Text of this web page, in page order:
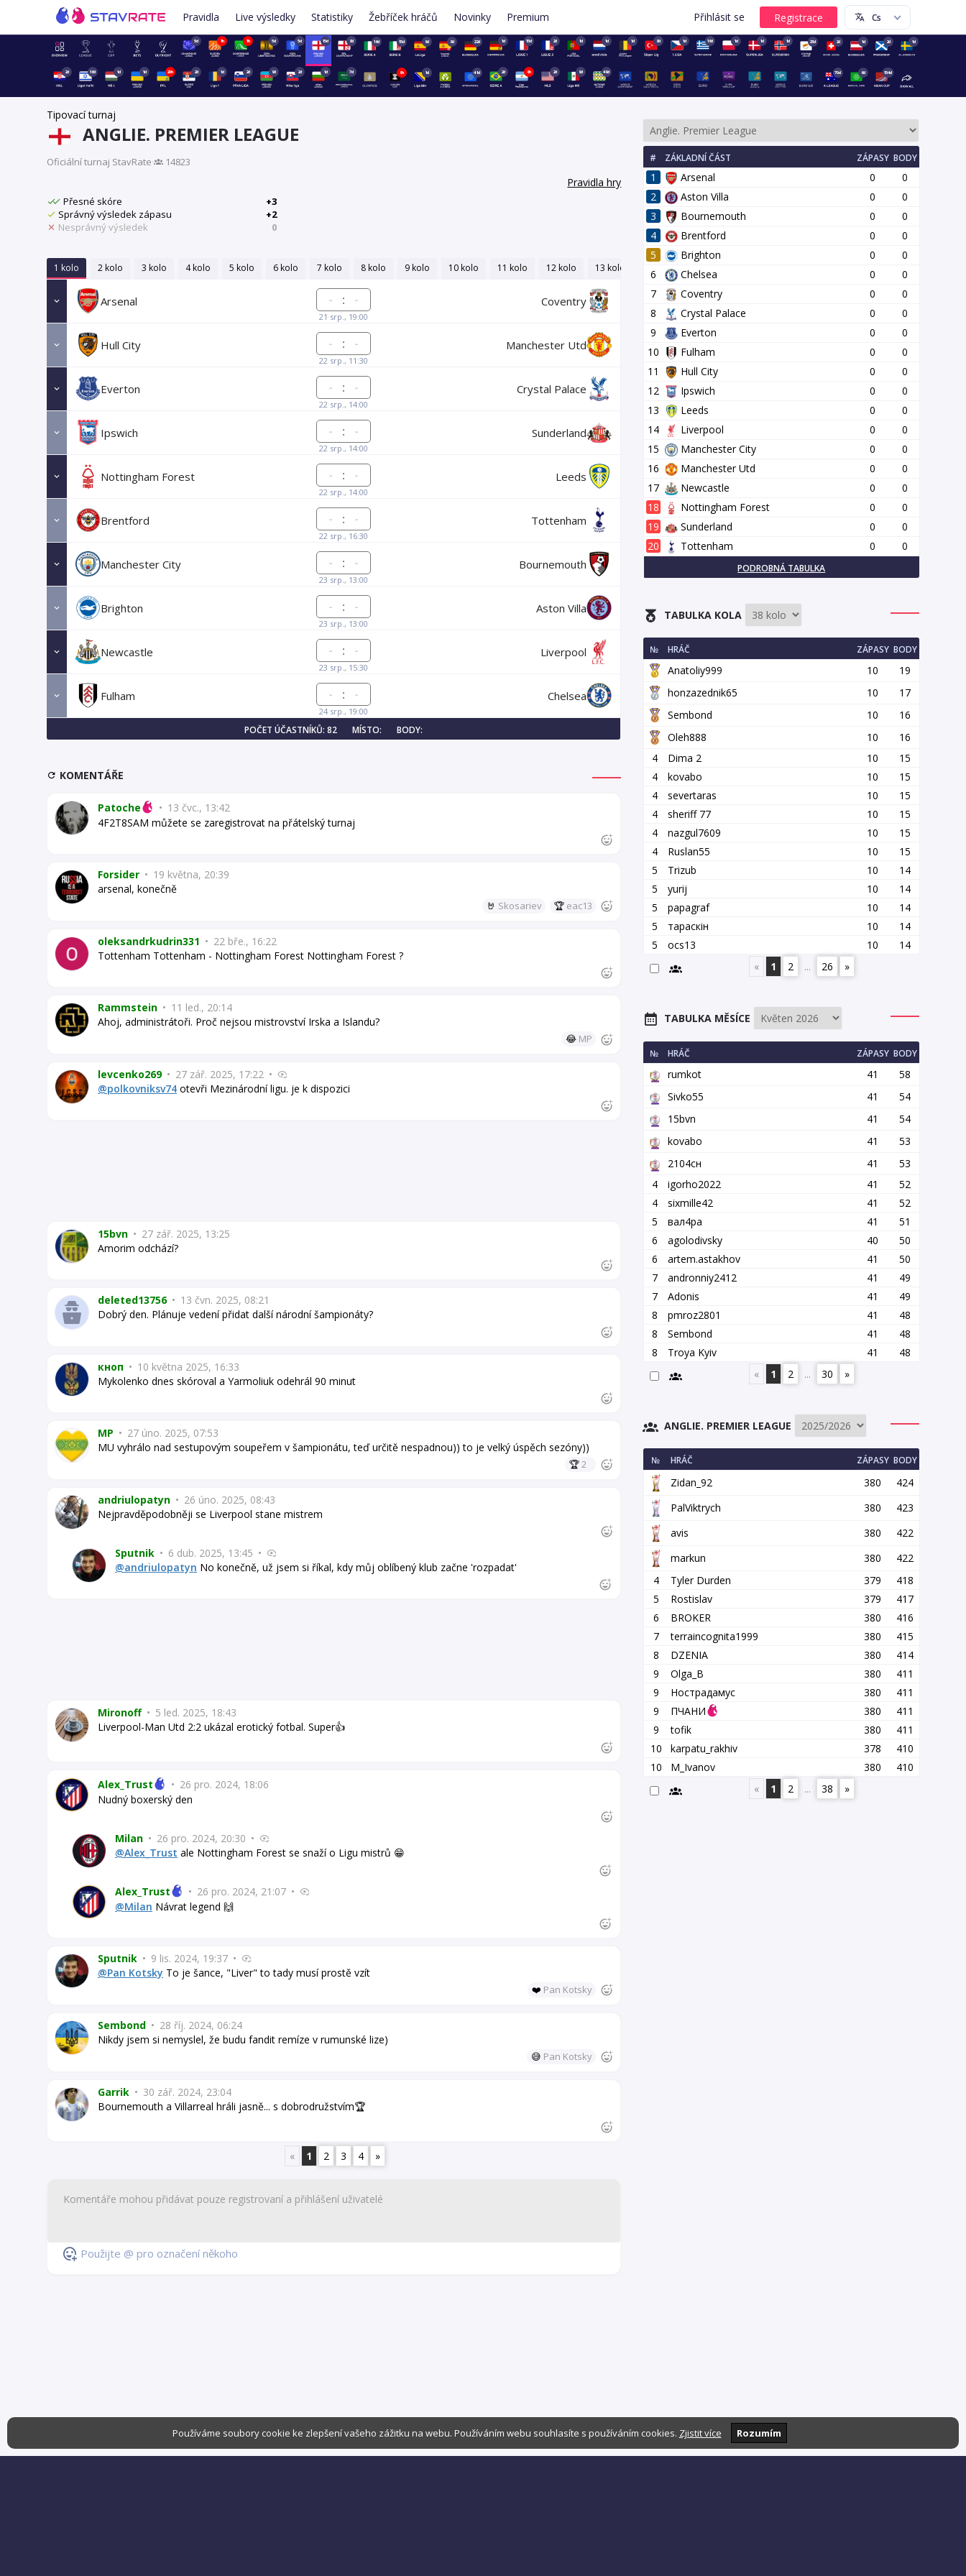
Pravidla Live výsledky Statistiky Žebříček hráčů Novinky Premium Přihlásit se
5d 1h 1h 5d 5d 15d 8d 16d 15d 9d 8d 22d 1d 15d 2d 1d 1d 1d 8d 1d 16d 1d 1d 1d 23d 2d 1d 2d 1d
2d 16d 1d 1d 20h 2d 1d 2d 9d 2d 1d 7d 9h 1d 41d 2d 8h 2d 9d 49d 70d 6d 154d
Tipovací turnaj
ANGLIE. PREMIER LEAGUE
Oficiální turnaj StavRate· 14823
Pravidla hry
Přesné skóre
+3
Správný výsledek zápasu
+2
Nesprávný výsledek
0
1 kolo 2 kolo 3 kolo 4 kolo 5 kolo 6 kolo 7 kolo 8 kolo 9 kolo 10 kolo 11 kolo 12 kolo 13 kolo 14 kolo 15 kolo
Arsenal :
21 srp., 19:00
Coventry
Hull City :
22 srp., 11:30
Manchester Utd
Everton :
22 srp., 14:00
Crystal Palace
Ipswich :
22 srp., 14:00
Sunderland
Nottingham Forest :
22 srp., 14:00
Leeds
Brentford :
22 srp., 16:30
Tottenham
Manchester City :
23 srp., 13:00
Bournemouth
Brighton :
23 srp., 13:00
Aston Villa
Newcastle :
23 srp., 15:30
Liverpool
Fulham :
24 srp., 19:00
Chelsea
POČET ÚČASTNÍKŮ: 82 MÍSTO: BODY:
KOMENTÁŘE
Patoche • 13 čvc., 13:42
4F2T8SAM můžete se zaregistrovat na přátelský turnaj
Forsider • 19 května, 20:39
arsenal, konečně
🤘 Skosariev 🏆 eac13
oleksandrkudrin331 • 22 bře., 16:22
Tottenham Tottenham - Nottingham Forest Nottingham Forest ?
Rammstein • 11 led., 20:14
Ahoj, administrátoři. Proč nejsou mistrovství Irska a Islandu?
😂 MP
levcenko269 • 27 zář. 2025, 17:22 •
@polkovniksv74 otevři Mezinárodní ligu. je k dispozici
15bvn • 27 zář. 2025, 13:25
Amorim odchází?
deleted13756 • 13 čvn. 2025, 08:21
Dobrý den. Plánuje vedení přidat další národní šampionáty?
кноп • 10 května 2025, 16:33
Mykolenko dnes skóroval a Yarmoliuk odehrál 90 minut
MP • 27 úno. 2025, 07:53
MU vyhrálo nad sestupovým soupeřem v šampionátu, teď určitě nespadnou)) to je velký úspěch sezóny))
🏆2
andriulopatyn • 26 úno. 2025, 08:43
Nejpravděpodobněji se Liverpool stane mistrem
Sputnik • 6 dub. 2025, 13:45 •
@andriulopatyn No konečně, už jsem si říkal, kdy můj oblíbený klub začne 'rozpadat'
Mironoff • 5 led. 2025, 18:43
Liverpool-Man Utd 2:2 ukázal erotický fotbal. Super👍
Alex_Trust • 26 pro. 2024, 18:06
Nudný boxerský den
Milan • 26 pro. 2024, 20:30 •
@Alex_Trust ale Nottingham Forest se snaží o Ligu mistrů 😁
Alex_Trust • 26 pro. 2024, 21:07 •
@Milan Návrat legend 🙌
Sputnik • 9 lis. 2024, 19:37 •
@Pan Kotsky To je šance, "Liver" to tady musí prostě vzít
❤️ Pan Kotsky
Sembond • 28 říj. 2024, 06:24
Nikdy jsem si nemyslel, že budu fandit remíze v rumunské lize)
😅 Pan Kotsky
Garrik • 30 zář. 2024, 23:04
Bournemouth a Villarreal hráli jasně... s dobrodružstvím🏆
« 1 2 3 4 »
Použijte @ pro označení někoho
# ZÁKLADNÍ ČÁST ZÁPASY BODY
1 Arsenal 0
0
2
Aston Villa 0
0
3
Bournemouth 0
0
4
Brentford 0
0
5
Brighton 0
0
6
Chelsea 0
0
7
Coventry 0
0
8
Crystal Palace 0
0
9
Everton 0
0
10
Fulham 0
0
11
Hull City 0
0
12
Ipswich 0
0
13
Leeds 0
0
14
Liverpool 0
0
15
Manchester City 0
0
16
Manchester Utd 0
0
17
Newcastle 0
0
18
Nottingham Forest 0
0
19
Sunderland 0
0
20
Tottenham 0 0
PODROBNÁ TABULKA
TABULKA KOLA
№ HRÁČ ZÁPASY BODY
Аnatoliy999 10
19
honzazednik65
10
17
Sembond
10
16
Oleh888
10
16
4
Dima 2 10
15
4
kovabo 10
15
4
severtaras 10
15
4
sheriff 77 10
15
4
nazgul7609 10
15
4
Ruslan55 10
15
5
Trizub 10
14
5
yurij 10
14
5
papagraf 10
14
5
тараскін 10
14
5
ocs13 10
14
«
1 2 ... 26 »
TABULKA MĚSÍCE
№ HRÁČ ZÁPASY BODY
rumkot 41
58
Sivko55
41
54
15bvn
41
54
kovabo
41
53
2104сн
41
53
4
igorho2022 41
52
4
sixmille42 41
52
5
вал4ра 41
51
6
agolodivsky 40
50
6
artem.astakhov 41
50
7
andronniy2412 41
49
7
Adonis 41
49
8
pmroz2801 41
48
8
Sembond 41
48
8
Troya Kyiv 41
48
«
1 2 ... 30 »
ANGLIE. PREMIER LEAGUE
№ HRÁČ ZÁPASY BODY
Zidan_92 380
424
PalViktrych
380
423
avis
380
422
markun
380
422
4
Tyler Durden 379
418
5
Rostislav 379
417
6
BROKER 380
416
7
terraincognita1999 380
415
8
DZENIA 380
414
9
Olga_B 380
411
9
Нострадамус 380
411
9
ПЧАНИ 380
411
9
tofik 380
411
10
karpatu_rakhiv 378
410
10
M_Ivanov 380
410
«
1 2 ... 38 »
Používáme soubory cookie ke zlepšení vašeho zážitku na webu. Používáním webu souhlasíte s používáním cookies. Zjistit více Rozumím